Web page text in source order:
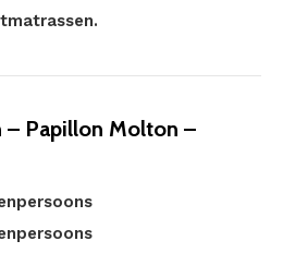
– Papillon Molton –